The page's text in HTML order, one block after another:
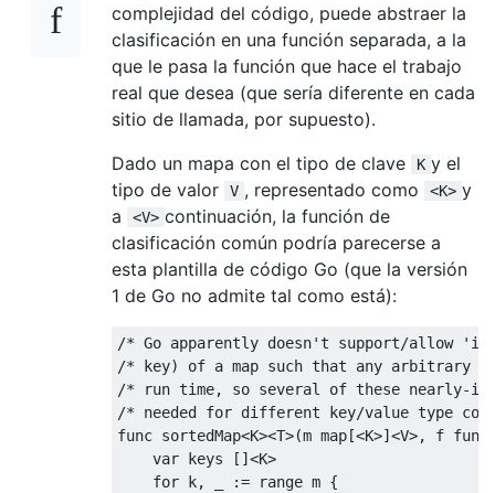
complejidad del código, puede abstraer la
clasificación en una función separada, a la
que le pasa la función que hace el trabajo
real que desea (que sería diferente en cada
sitio de llamada, por supuesto).
Dado un mapa con el tipo de clave
K y el
tipo de valor
V , representado como <K> y
a
<V> continuación, la función de
clasificación común podría parecerse a
esta plantilla de código Go (que la versión
1 de Go no admite tal como está):
/* Go apparently doesn't support/allow
/* key) of a map such that any arbitrary
/* run time, so several of these nearly-
/* needed for different key/value type
func sortedMap<K><T>(m map[<K>]<V>, f func
var keys []<K>
for k, := range m {